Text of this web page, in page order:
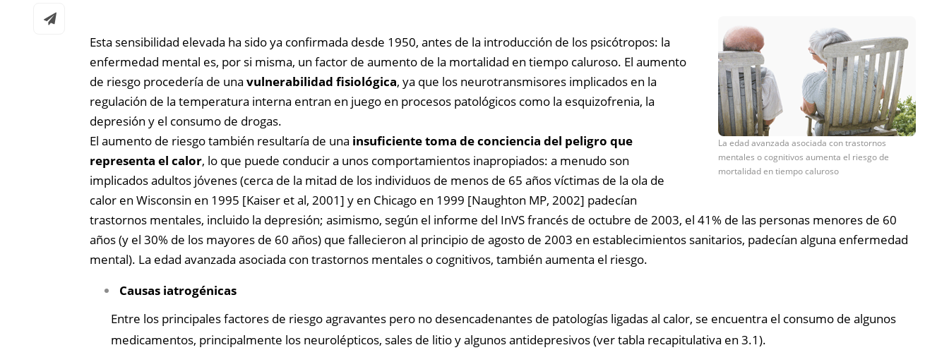
La edad avanzada asociada con trastornos
mentales o cognitivos aumenta el riesgo de
mortalidad en tiempo caluroso
Esta sensibilidad elevada ha sido ya confirmada desde 1950, antes de la introducción de los psicótropos: la
enfermedad mental es, por si misma, un factor de aumento de la mortalidad en tiempo caluroso. El aumento
de riesgo procedería de una vulnerabilidad fisiológica, ya que los neurotransmisores implicados en la
regulación de la temperatura interna entran en juego en procesos patológicos como la esquizofrenia, la
depresión y el consumo de drogas.
El aumento de riesgo también resultaría de una insuficiente toma de conciencia del peligro que
representa el calor, lo que puede conducir a unos comportamientos inapropiados: a menudo son
implicados adultos jóvenes (cerca de la mitad de los individuos de menos de 65 años víctimas de la ola de
calor en Wisconsin en 1995 [Kaiser et al, 2001] y en Chicago en 1999 [Naughton MP, 2002] padecían
trastornos mentales, incluido la depresión; asimismo, según el informe del InVS francés de octubre de 2003, el 41% de las personas menores de 60
años (y el 30% de los mayores de 60 años) que fallecieron al principio de agosto de 2003 en establecimientos sanitarios, padecían alguna enfermedad
mental). La edad avanzada asociada con trastornos mentales o cognitivos, también aumenta el riesgo.
Causas iatrogénicas
Entre los principales factores de riesgo agravantes pero no desencadenantes de patologías ligadas al calor, se encuentra el consumo de algunos
medicamentos, principalmente los neurolépticos, sales de litio y algunos antidepresivos (ver tabla recapitulativa en 3.1).